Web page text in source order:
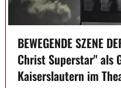
BEWEGENDE SZENE
Christ Superstar" als
Kaiserslautern im